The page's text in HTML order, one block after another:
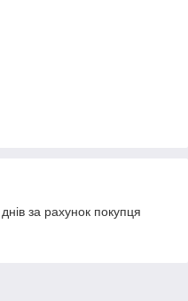
за рахунок покупця